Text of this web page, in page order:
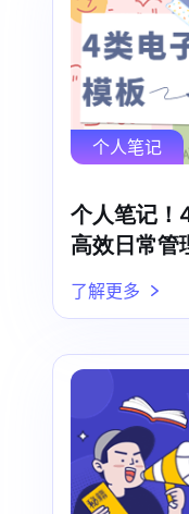
个人笔记
个人笔记！
高效日常管
了解更多